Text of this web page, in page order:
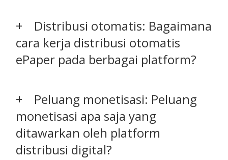
Distribusi otomatis: Bagaimana
cara kerja distribusi otomatis
ePaper pada berbagai platform?
Peluang monetisasi: Peluang
monetisasi apa saja yang
ditawarkan oleh platform
distribusi digital?